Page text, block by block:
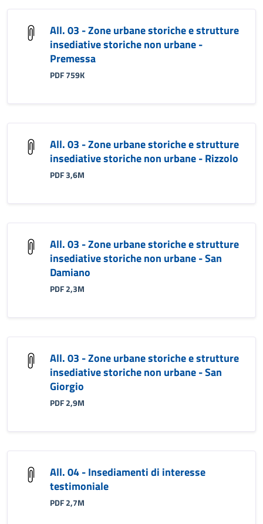
All. 03 - Zone urbane storiche e strutture
insediative storiche non urbane -
Premessa
PDF 759K
All. 03 - Zone urbane storiche e strutture
insediative storiche non urbane - Rizzolo
PDF 3,6M
All. 03 - Zone urbane storiche e strutture
insediative storiche non urbane - San
Damiano
PDF 2,3M
All. 03 - Zone urbane storiche e strutture
insediative storiche non urbane - San
Giorgio
PDF 2,9M
All. 04 - Insediamenti di interesse
testimoniale
PDF 2,7M